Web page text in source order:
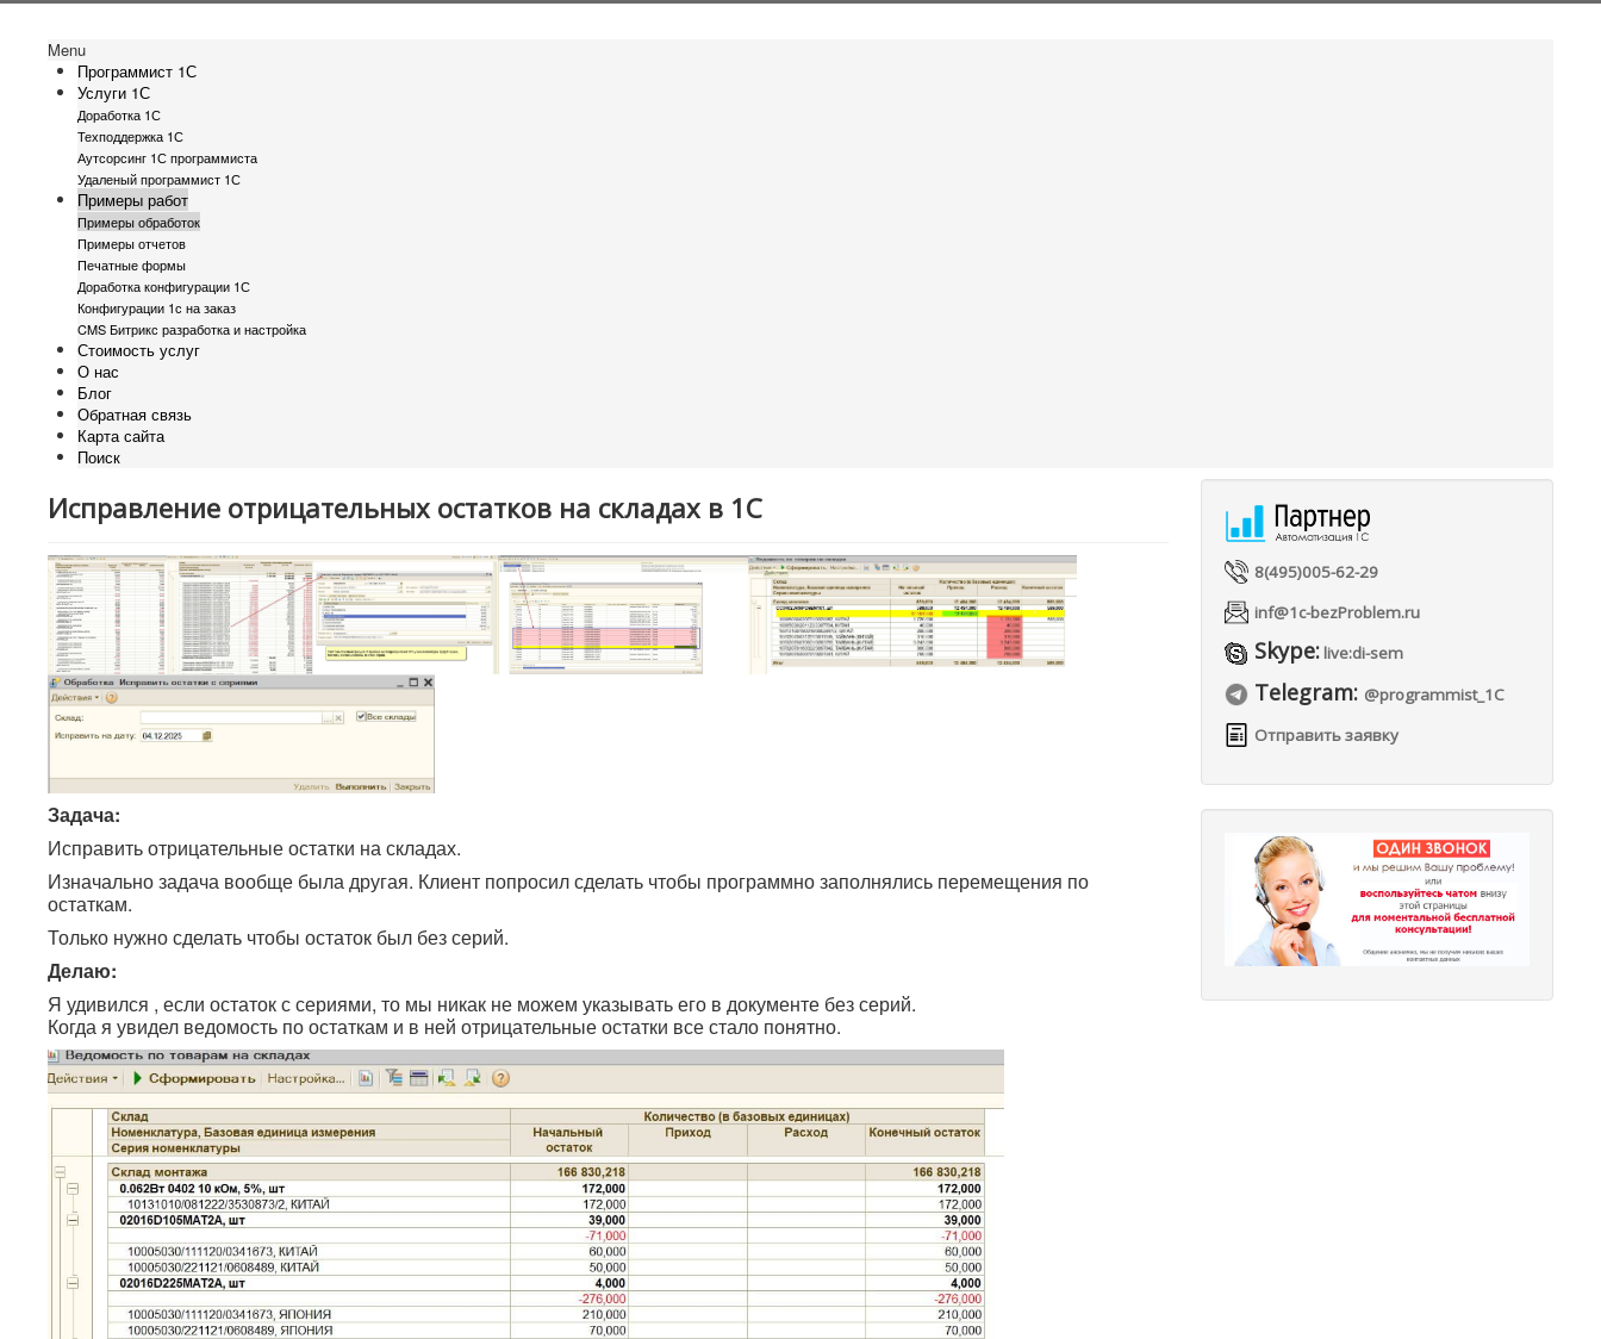
Menu
Программист 1С
Услуги 1С
Доработка 1С
Техподдержка 1С
Аутсорсинг 1С программиста
Удаленый программист 1С
Примеры работ
Примеры обработок
Примеры отчетов
Печатные формы
Доработка конфигурации 1С
Конфигурации 1с на заказ
CMS Битрикс разработка и настройка
Стоимость услуг
О нас
Блог
Обратная связь
Карта сайта
Поиск
Исправление отрицательных остатков на складах в 1С
Задача:
Исправить отрицательные остатки на складах.
Изначально задача вообще была другая. Клиент попросил сделать чтобы программно заполнялись перемещения по
остаткам.
Только нужно сделать чтобы остаток был без серий.
Делаю:
Я удивился , если остаток с сериями, то мы никак не можем указывать его в документе без серий.
Когда я увидел ведомость по остаткам и в ней отрицательные остатки все стало понятно.
8(495)005-62-29
inf@1c-bezProblem.ru
Skype: live:di-sem
Telegram: @programmist_1C
Отправить заявку